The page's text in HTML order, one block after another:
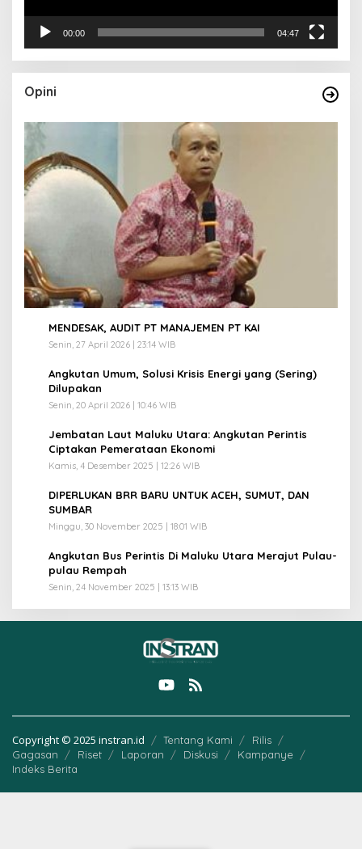
00:00 04:47
Opini
MENDESAK, AUDIT PT MANAJEMEN PT KAI
Senin, 27 April 2026 | 23:14 WIB
Angkutan Umum, Solusi Krisis Energi yang (Sering)
Dilupakan
Senin, 20 April 2026 | 10:46 WIB
Jembatan Laut Maluku Utara: Angkutan Perintis
Ciptakan Pemerataan Ekonomi
Kamis, 4 Desember 2025 | 12:26 WIB
DIPERLUKAN BRR BARU UNTUK ACEH, SUMUT, DAN
SUMBAR
Minggu, 30 November 2025 | 18:01 WIB
Angkutan Bus Perintis Di Maluku Utara Merajut Pulau-
pulau Rempah
Senin, 24 November 2025 | 13:13 WIB
Copyright © 2025 instran.id Tentang Kami
Rilis
Gagasan
Riset Laporan Diskusi
Kampanye
Indeks Berita